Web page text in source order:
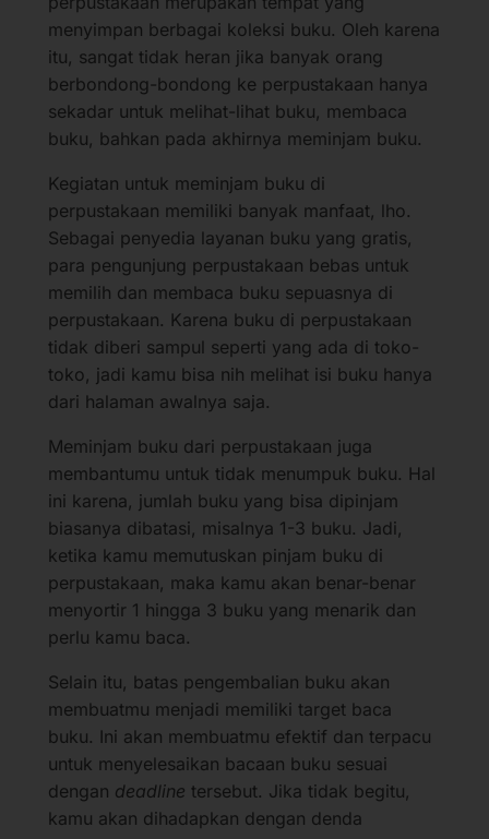
menyimpan berbagai koleksi buku. Oleh karena
itu, sangat tidak heran jika banyak orang
berbondong-bondong ke perpustakaan hanya
sekadar untuk melihat-lihat buku, membaca
buku, bahkan pada akhirnya meminjam buku.
Kegiatan untuk meminjam buku di
perpustakaan memiliki banyak manfaat, lho.
Sebagai penyedia layanan buku yang gratis,
para pengunjung perpustakaan bebas untuk
memilih dan membaca buku sepuasnya di
perpustakaan. Karena buku di perpustakaan
tidak diberi sampul seperti yang ada di toko-
toko, jadi kamu bisa nih melihat isi buku hanya
dari halaman awalnya saja.
Meminjam buku dari perpustakaan juga
membantumu untuk tidak menumpuk buku. Hal
ini karena, jumlah buku yang bisa dipinjam
biasanya dibatasi, misalnya 1-3 buku. Jadi,
ketika kamu memutuskan pinjam buku di
perpustakaan, maka kamu akan benar-benar
menyortir 1 hingga 3 buku yang menarik dan
perlu kamu baca.
Selain itu, batas pengembalian buku akan
membuatmu menjadi memiliki target baca
buku. Ini akan membuatmu efektif dan terpacu
untuk menyelesaikan bacaan buku sesuai
dengan deadline tersebut. Jika tidak begitu,
kamu akan dihadapkan dengan denda